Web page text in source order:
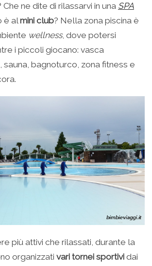
Che ne dite di rilassarvi in una SPA
è al mini club? Nella zona piscina è
wellness, dove potersi
i piccoli giocano: vasca
sauna, bagnoturco, zona fitness e
più attivi che rilassati, durante la
organizzati vari tornei sportivi dai